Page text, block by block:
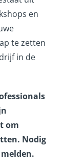
en
te zetten
in de
om
Nodig